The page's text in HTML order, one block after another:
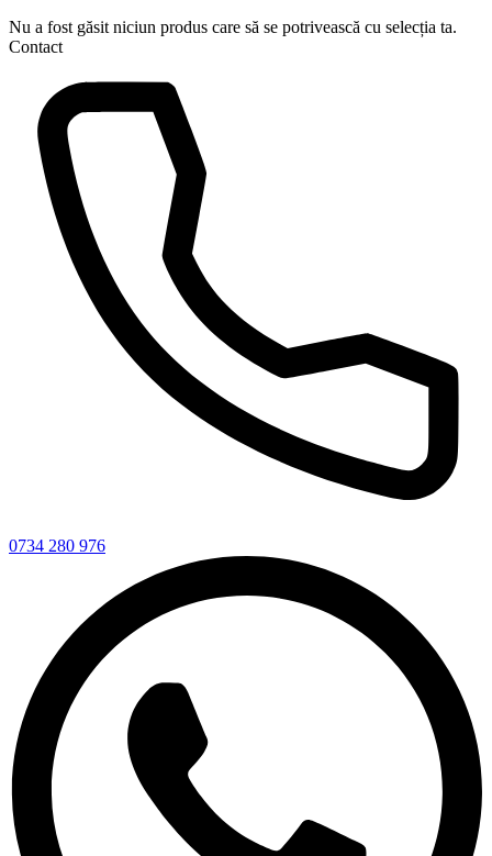
Nu a fost găsit niciun produs care să se potrivească cu selecția ta.
Contact
0734 280 976